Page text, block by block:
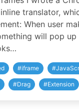
translator,
When user
will pop up
#iframe #
#Drag #Extension